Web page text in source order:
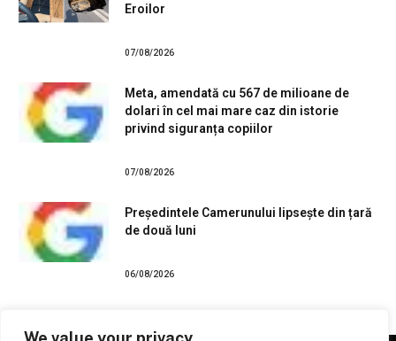
Eroilor
07/08/2026
Meta, amendată cu 567 de milioane de
dolari în cel mai mare caz din istorie
privind siguranța copiilor
07/08/2026
Președintele Camerunului lipsește din țară
de două luni
06/08/2026